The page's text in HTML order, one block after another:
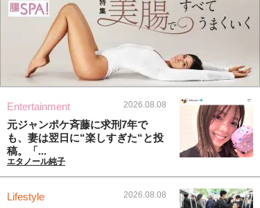
Entertainment 2026.08.08
元ジャンポケ斉藤に求刑7年で
も、妻は翌日に“楽しすぎた“と投
稿。「...
エタノール純子
Lifestyle 2026.08.08